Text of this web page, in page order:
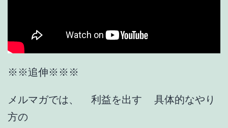
※※追伸※※※
メルマガでは、 利益を出す 具体的なやり
方の